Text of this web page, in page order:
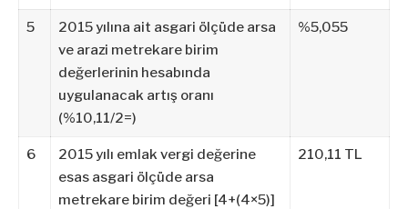
5
2015 yılına ait asgari ölçüde arsa
ve arazi metrekare birim
değerlerinin hesabında
uygulanacak artış oranı
(%10,11/2=)
%5,055
6
2015 yılı emlak vergi değerine
esas asgari ölçüde arsa
metrekare birim değeri [4+(4×5)]
210,11 TL